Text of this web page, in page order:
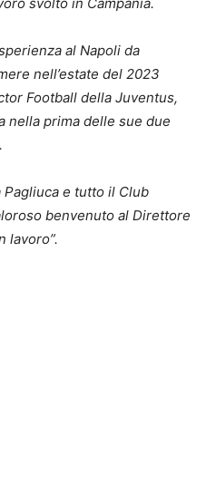
al Napoli da
nell’estate del 2023
Football della Juventus,
nella prima delle sue due
Pagliuca e tutto il Club
benvenuto al Direttore
lavoro”.